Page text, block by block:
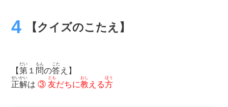
【クイズのこたえ】
【第
だい
１ 問
もん
の答
こた
え】
正解
せいかい
は③友
とも
だちに教
おし
える方
ほう